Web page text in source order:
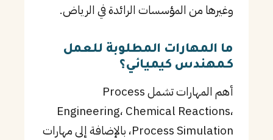
وغيرها من المؤسسات الرائدة في الرياض.
ما المهارات المطلوبة للعمل
كـمهندس كيميائي؟
أهم المهارات تشمل Process
Engineering، Chemical Reactions،
Process Simulation، بالإضافة إلى مهارات